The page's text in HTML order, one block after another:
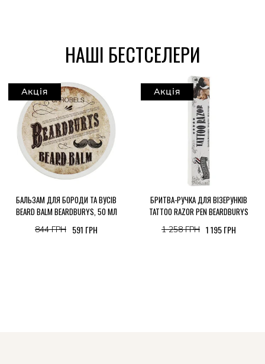
НАШІ БЕСТСЕЛЕРИ
Акція
БАЛЬЗАМ ДЛЯ БОРОДИ ТА ВУСІВ
BEARD BALM BEARDBURYS, 50 МЛ
844 ГРН 591 ГРН
Акція
БРИТВА-РУЧКА ДЛЯ ВІЗЕРУНКІВ
TATTOO RAZOR PEN BEARDBURYS
1 258 ГРН 1 195 ГРН